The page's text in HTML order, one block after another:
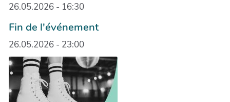
26.05.2026 - 16:30
Fin de l'événement
26.05.2026 - 23:00